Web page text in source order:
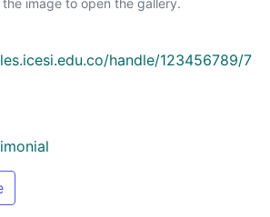
handle/123456789/7